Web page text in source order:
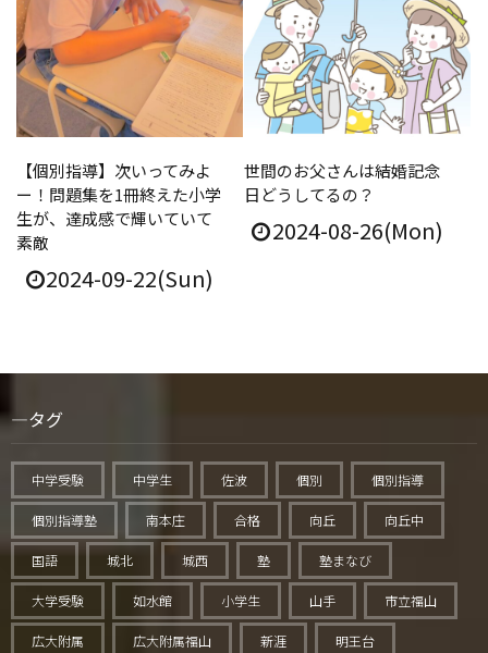
【個別指導】次いってみよ
ー！問題集を1冊終えた小学
生が、達成感で輝いていて
素敵
2024-09-22(Sun)
世間のお父さんは結婚記念
日どうしてるの？
2024-08-26(Mon)
タグ
中学受験 中学生 佐波 個別 個別指導
個別指導塾 南本庄 合格 向丘 向丘中
国語 城北 城西 塾 塾まなび
大学受験 如水館 小学生 山手 市立福山
広大附属 広大附属福山 新涯 明王台